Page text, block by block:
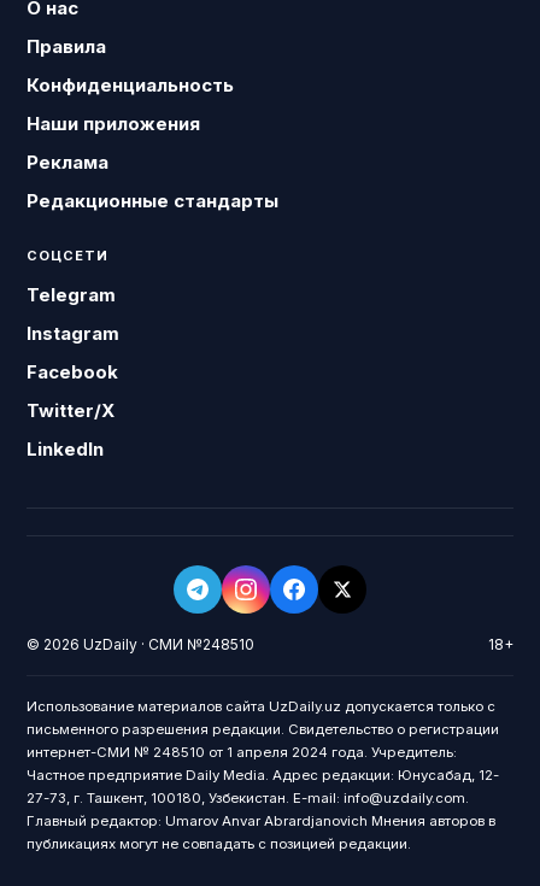
О нас
Правила
Конфиденциальность
Наши приложения
Реклама
Редакционные стандарты
СОЦСЕТИ
Telegram
Instagram
Facebook
Twitter/X
LinkedIn
© 2026 UzDaily · СМИ №248510 18+
Использование материалов сайта UzDaily.uz допускается только с
письменного разрешения редакции. Свидетельство о регистрации
интернет-СМИ № 248510 от 1 апреля 2024 года. Учредитель:
Частное предприятие Daily Media. Адрес редакции: Юнусабад, 12-
27-73, г. Ташкент, 100180, Узбекистан. E-mail: info@uzdaily.com.
Главный редактор: Umarov Anvar Abrardjanovich Мнения авторов в
публикациях могут не совпадать с позицией редакции.